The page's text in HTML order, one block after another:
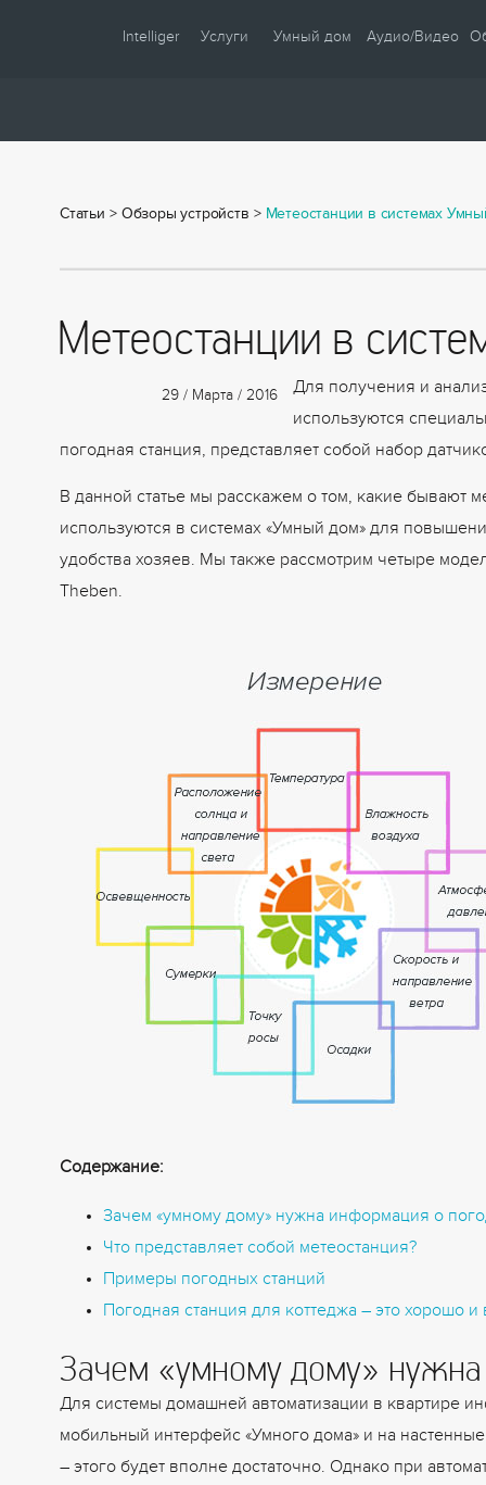
Intelliger
Партнеры
Новости
Видео
Услуги
Монтаж
Настройка
Умный дом
Управление
Климат
Безопасность
Аудио/Видео
Статьи > Обзоры устройств > Метеостанции в системах
Метеостанции в
29 / Марта / 2016
Для получения и
используются
погодная станция, представляет собой набор
В данной статье мы расскажем о том, какие бывают
используются в системах «Умный дом» для
удобства хозяев. Мы также рассмотрим четыре
Theben.
Содержание:
Зачем «умному дому» нужна информация о
Что представляет собой метеостанция?
Примеры погодных станций
Погодная станция для коттеджа – это хорошо
Зачем «умному дому»
Для системы домашней автоматизации в квартире
мобильный интерфейс «Умного дома» и на
– этого будет вполне достаточно. Однако при